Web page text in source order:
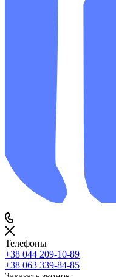
Телефоны
+38 044 209-10-89
+38 063 339-84-85